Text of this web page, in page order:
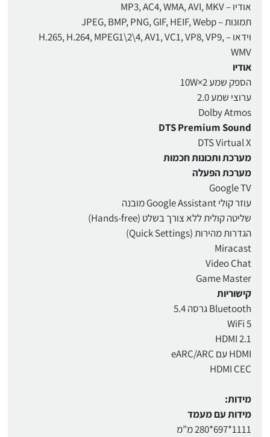
אודיו – MP3, AC4, WMA, AVI, MKV
תמונות – JPEG, BMP, PNG, GIF, HEIF, Webp
וידאו – H.265, H.264, MPEG1\2\4, AV1, VC1, VP8, VP9,
WMV
אודיו
הספק שמע 2×10W
ערוצי שמע 2.0
Dolby Atmos
DTS Premium Sound
DTS Virtual X
מערכת ותכונות חכמות
מערכת הפעלה
Google TV
עוזר קולי Google Assistant מובנה
שליטה קולית ללא צורך בשלט (Hands-free)
הגדרות מהירות (Quick Settings)
Miracast
Video Chat
Game Master
קישוריות
Bluetooth גרסה 5.4
WiFi 5
HDMI 2.1
HDMI עם eARC/ARC
HDMI CEC
מידות:
מידות עם מעמד
1111*697*280 מ”מ